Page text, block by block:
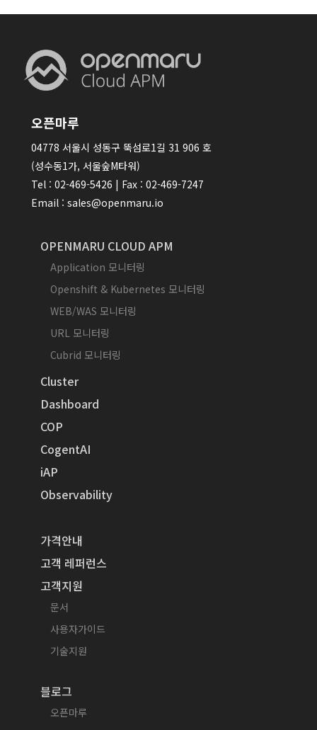
오픈마루
04778 서울시 성동구 뚝섬로1길 31 906 호
(성수동1가, 서울숲M타워)
Tel : 02-469-5426 | Fax : 02-469-7247
Email : sales@openmaru.io
OPENMARU CLOUD APM
Application 모니터링
Openshift & Kubernetes 모니터링
WEB/WAS 모니터링
URL 모니터링
Cubrid 모니터링
Cluster
Dashboard
COP
CogentAI
iAP
Observability
가격안내
고객 레퍼런스
고객지원
문서
사용자가이드
기술지원
블로그
오픈마루